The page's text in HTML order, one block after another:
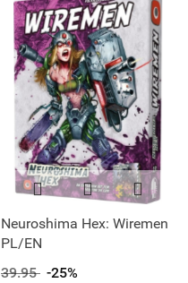
Neuroshima Hex: Wiremen
PL/EN
39.95 -25%